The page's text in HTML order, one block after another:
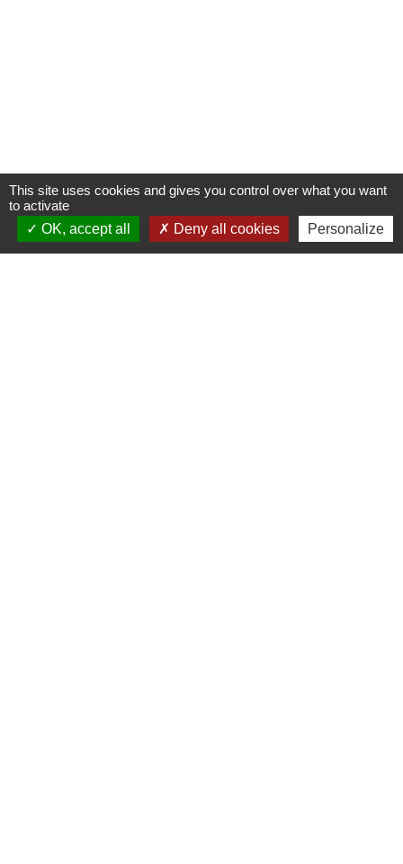
This site uses cookies and gives you control over what you want
to activate
OK, accept all
Deny all cookies Personalize